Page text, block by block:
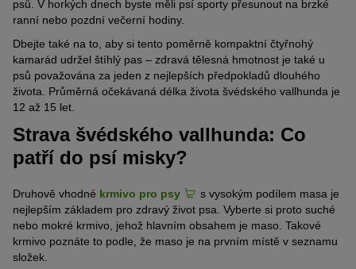
psů. V horkých dnech byste měli psí sporty přesunout na brzké
ranní nebo pozdní večerní hodiny.
Dbejte také na to, aby si tento poměrně kompaktní čtyřnohý
kamarád udržel štíhlý pas – zdravá tělesná hmotnost je také u
psů považována za jeden z nejlepších předpokladů dlouhého
života. Průměrná očekávaná délka života švédského vallhunda je
12 až 15 let.
Strava švédského vallhunda: Co
patří do psí misky?
Druhově vhodné krmivo pro psy
s vysokým podílem masa je
nejlepším základem pro zdravý život psa. Vyberte si proto suché
nebo mokré krmivo, jehož hlavním obsahem je maso. Takové
krmivo poznáte to podle, že maso je na prvním místě v seznamu
složek.